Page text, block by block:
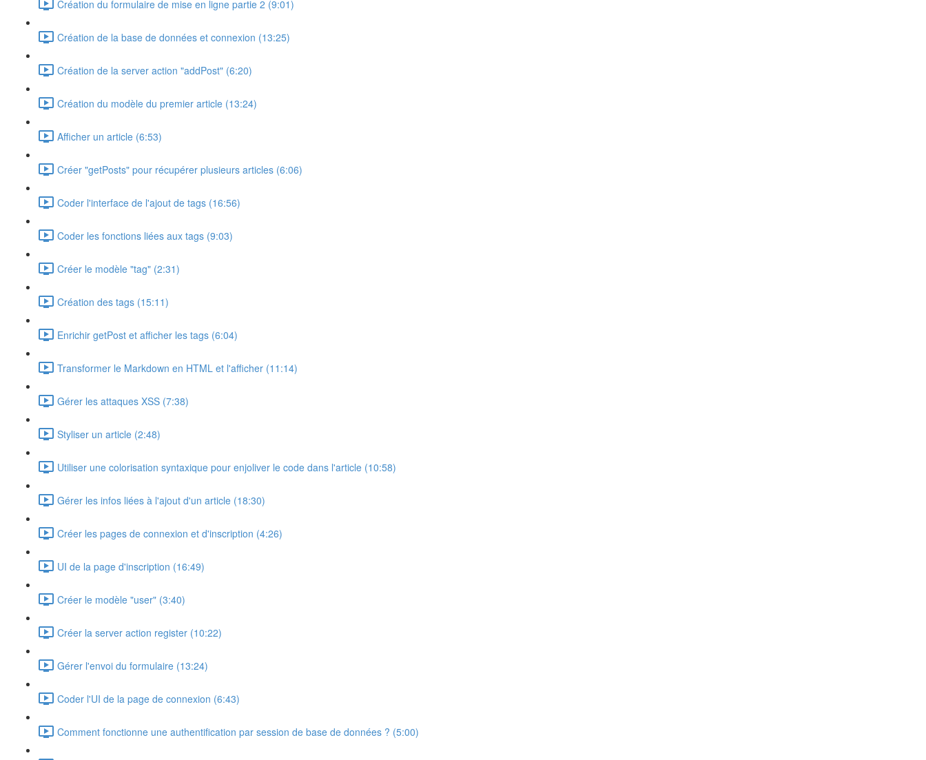
Création du formulaire de mise en ligne partie 2 (9:01)
Création de la base de données et connexion (13:25)
Création de la server action "addPost" (6:20)
Création du modèle du premier article (13:24)
Afficher un article (6:53)
Créer "getPosts" pour récupérer plusieurs articles (6:06)
Coder l'interface de l'ajout de tags (16:56)
Coder les fonctions liées aux tags (9:03)
Créer le modèle "tag" (2:31)
Création des tags (15:11)
Enrichir getPost et afficher les tags (6:04)
Transformer le Markdown en HTML et l'afficher (11:14)
Gérer les attaques XSS (7:38)
Styliser un article (2:48)
Utiliser une colorisation syntaxique pour enjoliver le code dans l'article (10:58)
Gérer les infos liées à l'ajout d'un article (18:30)
Créer les pages de connexion et d'inscription (4:26)
UI de la page d'inscription (16:49)
Créer le modèle "user" (3:40)
Créer la server action register (10:22)
Gérer l'envoi du formulaire (13:24)
Coder l'UI de la page de connexion (6:43)
Comment fonctionne une authentification par session de base de données ? (5:00)